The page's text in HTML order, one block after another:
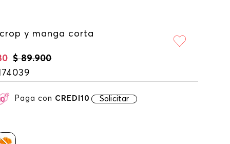
y manga corta
$ 89.900
Paga con CREDI10 Solicitar